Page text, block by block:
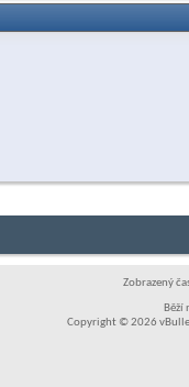
Zobrazený
Běží
Copyright © 2026